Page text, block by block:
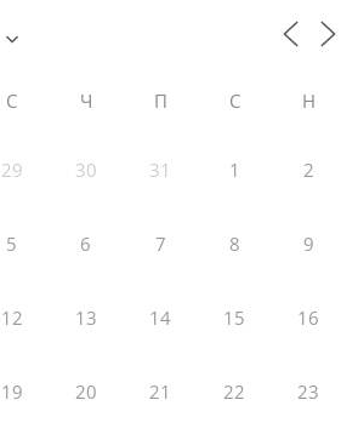
С Ч П С Н
29 30 31 1 2
5 6 7 8 9
12 13 14 15 16
19 20 21 22 23